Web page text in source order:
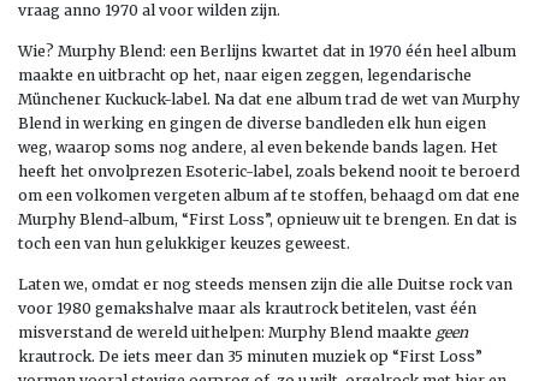
vraag anno 1970 al voor wilden zijn.
Wie? Murphy Blend: een Berlijns kwartet dat in 1970 één heel album
maakte en uitbracht op het, naar eigen zeggen, legendarische
Münchener Kuckuck-label. Na dat ene album trad de wet van Murphy
Blend in werking en gingen de diverse bandleden elk hun eigen
weg, waarop soms nog andere, al even bekende bands lagen. Het
heeft het onvolprezen Esoteric-label, zoals bekend nooit te beroerd
om een volkomen vergeten album af te stoffen, behaagd om dat ene
Murphy Blend-album, “First Loss”, opnieuw uit te brengen. En dat is
toch een van hun gelukkiger keuzes geweest.
Laten we, omdat er nog steeds mensen zijn die alle Duitse rock van
voor 1980 gemakshalve maar als krautrock betitelen, vast één
misverstand de wereld uithelpen: Murphy Blend maakte geen
krautrock. De iets meer dan 35 minuten muziek op “First Loss”